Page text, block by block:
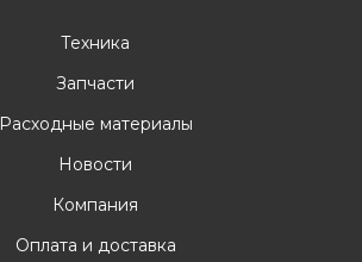
Техника
Запчасти
Расходные материалы
Новости
Компания
Оплата и доставка